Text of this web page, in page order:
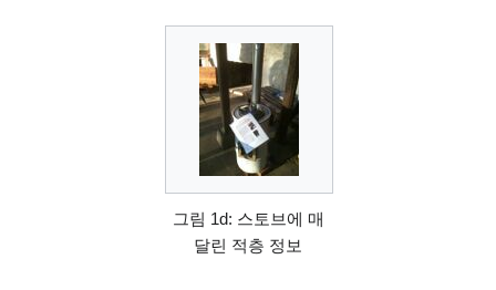
그림 1d: 스토브에 매
달린 적층 정보